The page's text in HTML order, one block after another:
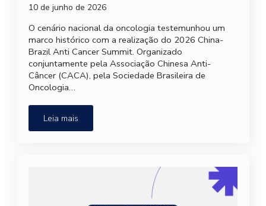
10 de junho de 2026
O cenário nacional da oncologia testemunhou um
marco histórico com a realização do 2026 China-
Brazil Anti Cancer Summit. Organizado
conjuntamente pela Associação Chinesa Anti-
Câncer (CACA), pela Sociedade Brasileira de
Oncologia…
Leia mais